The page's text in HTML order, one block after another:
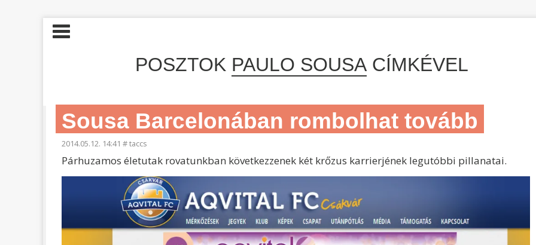
POSZTOK PAULO SOUSACÍMKÉVEL
Sousa Barcelonában rombolhat tovább
2014.05.12. 14:41 #taccs
Párhuzamos életutak rovatunkban következzenek két krőzus karrierjének legutóbbi pillanatai.